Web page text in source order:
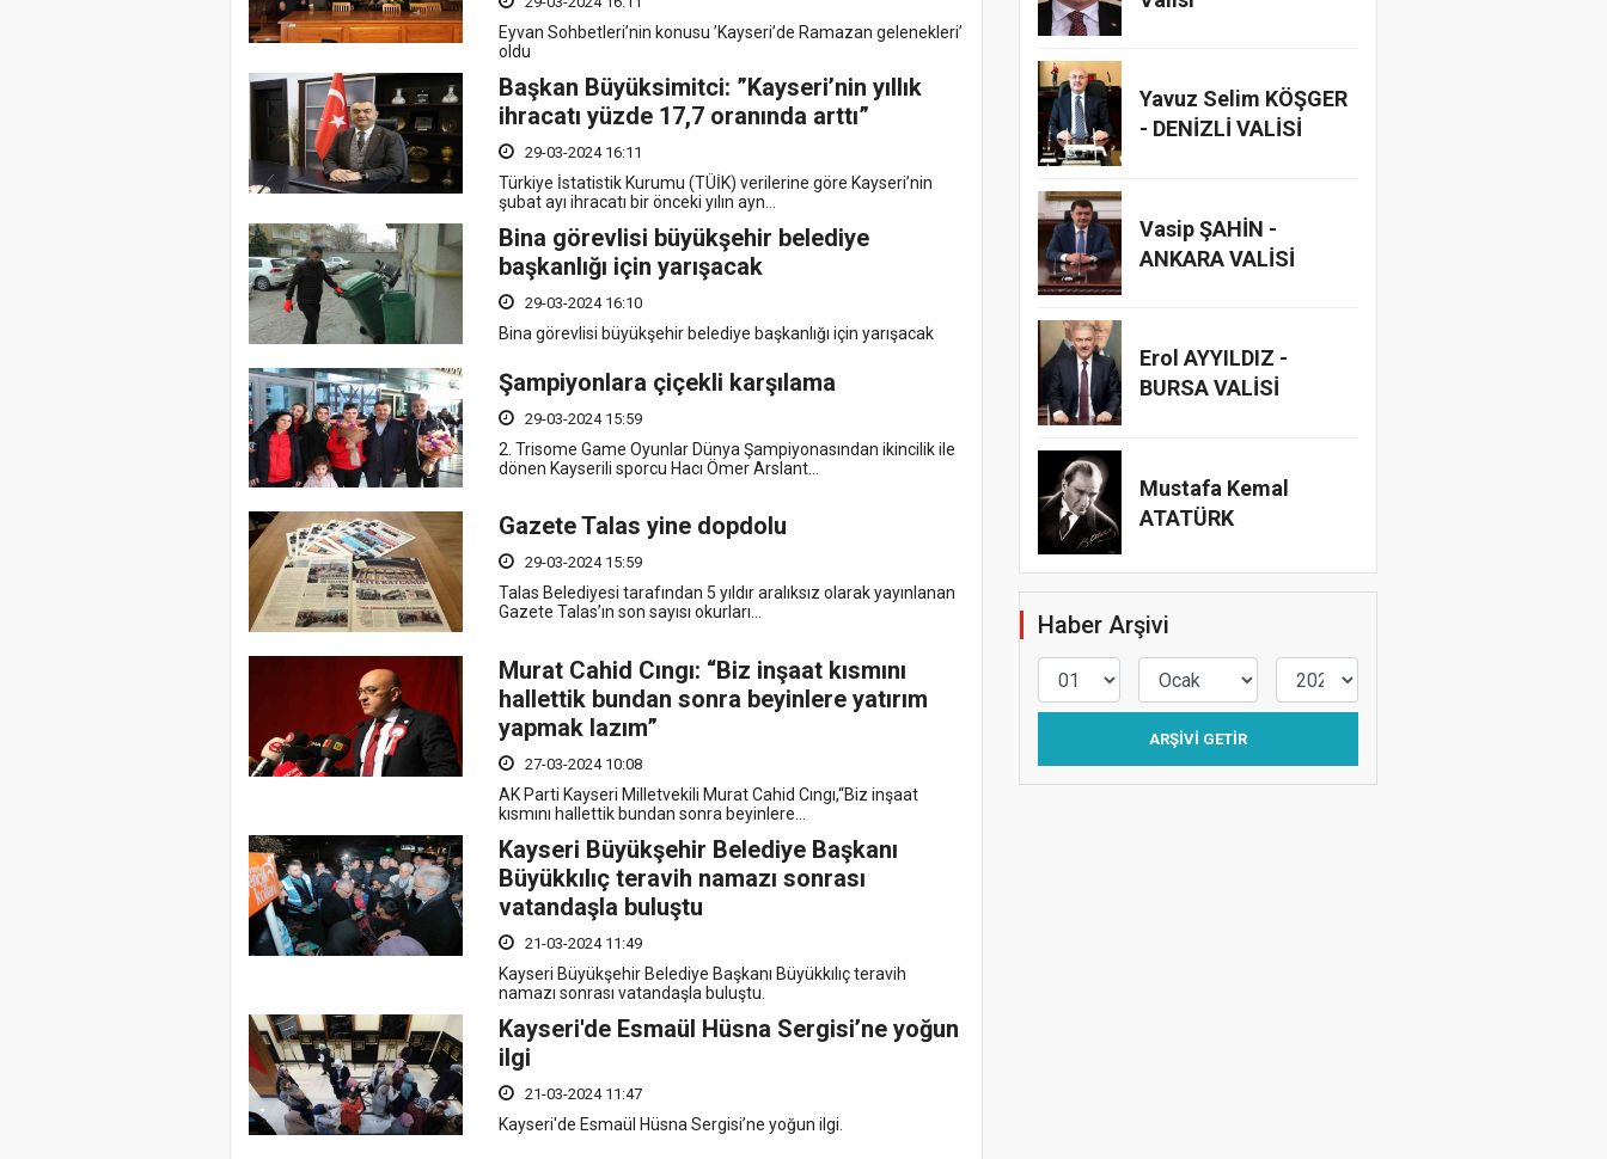
Eyvan Sohbetleri’nin konusu ’Kayseri’de Ramazan gelenekleri’
oldu
Başkan Büyüksimitci: ”Kayseri’nin yıllık
ihracatı yüzde 17,7 oranında arttı”
29-03-2024 16:11
Türkiye İstatistik Kurumu (TÜİK) verilerine göre Kayseri’nin
şubat ayı ihracatı bir önceki yılın ayn...
Bina görevlisi büyükşehir belediye
başkanlığı için yarışacak
29-03-2024 16:10
Bina görevlisi büyükşehir belediye başkanlığı için yarışacak
Şampiyonlara çiçekli karşılama
29-03-2024 15:59
2. Trisome Game Oyunlar Dünya Şampiyonasından ikincilik ile
dönen Kayserili sporcu Hacı Ömer Arslant...
Gazete Talas yine dopdolu
29-03-2024 15:59
Talas Belediyesi tarafından 5 yıldır aralıksız olarak yayınlanan
Gazete Talas’ın son sayısı okurları...
Murat Cahid Cıngı: “Biz inşaat kısmını
hallettik bundan sonra beyinlere yatırım
yapmak lazım”
27-03-2024 10:08
AK Parti Kayseri Milletvekili Murat Cahid Cıngı,“Biz inşaat
kısmını hallettik bundan sonra beyinlere...
Kayseri Büyükşehir Belediye Başkanı
Büyükkılıç teravih namazı sonrası
vatandaşla buluştu
21-03-2024 11:49
Kayseri Büyükşehir Belediye Başkanı Büyükkılıç teravih
namazı sonrası vatandaşla buluştu.
Kayseri'de Esmaül Hüsna Sergisi’ne yoğun
ilgi
21-03-2024 11:47
Kayseri'de Esmaül Hüsna Sergisi’ne yoğun ilgi.
Yavuz Selim KÖŞGER
- DENİZLİ VALİSİ
Vasip ŞAHİN -
ANKARA VALİSİ
Erol AYYILDIZ -
BURSA VALİSİ
Mustafa Kemal
ATATÜRK
Haber Arşivi
ARŞIVI GETIR